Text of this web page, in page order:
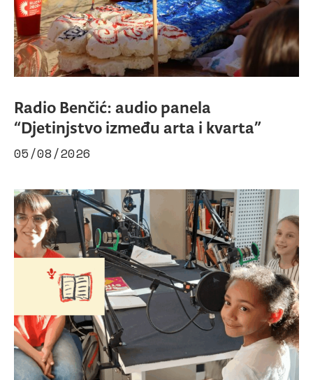
Radio Benčić: audio panela
“Djetinjstvo između arta i kvarta”
05/08/2026